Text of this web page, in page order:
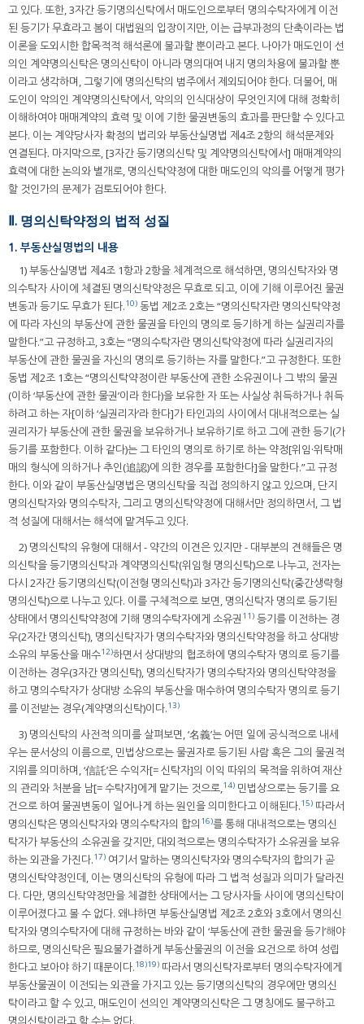
고 있다. 또한, 3자간 등기명의신탁에서 매도인으로부터 명의수탁자에게 이전
된 등기가 무효라고 봄이 대법원의 입장이지만, 이는 급부과정의 단축이라는 법
이론을 도외시한 합목적적 해석론에 불과할 뿐이라고 본다. 나아가 매도인이 선
의인 계약명의신탁은 명의신탁이 아니라 명의대여 내지 명의차용에 불과할 뿐
이라고 생각하며, 그렇기에 명의신탁의 범주에서 제외되어야 한다. 더불어, 매
도인이 악의인 계약명의신탁에서, 악의의 인식대상이 무엇인지에 대해 정확히
이해하여야 매매계약의 효력 및 이에 기한 물권변동의 효과를 판단할 수 있다고
본다. 이는 계약당사자 확정의 법리와 부동산실명법 제4조 2항의 해석문제와
연결된다. 마지막으로, [3자간 등기명의신탁 및 계약명의신탁에서] 매매계약의
효력에 대한 논의와 별개로, 명의신탁약정에 대한 매도인의 악의를 어떻게 평가
할 것인가의 문제가 검토되어야 한다.
Ⅱ. 명의신탁약정의 법적 성질
1. 부동산실명법의 내용
1) 부동산실명법 제4조 1항과 2항을 체계적으로 해석하면, 명의신탁자와 명
의수탁자 사이에 체결된 명의신탁약정은 무효로 되고, 이에 기해 이루어진 물권
변동과 등기도 무효가 된다.10) 동법 제2조 2호는 “명의신탁자란 명의신탁약정
에 따라 자신의 부동산에 관한 물권을 타인의 명의로 등기하게 하는 실권리자를
말한다.”고 규정하고, 3호는 “명의수탁자란 명의신탁약정에 따라 실권리자의
부동산에 관한 물권을 자신의 명의로 등기하는 자를 말한다.”고 규정한다. 또한
동법 제2조 1호는 “명의신탁약정이란 부동산에 관한 소유권이나 그 밖의 물권
(이하 ‘부동산에 관한 물권’이라 한다)을 보유한 자 또는 사실상 취득하거나 취득
하려고 하는 자[이하 ‘실권리자’라 한다]가 타인과의 사이에서 대내적으로는 실
권리자가 부동산에 관한 물권을 보유하거나 보유하기로 하고 그에 관한 등기(가
등기를 포함한다. 이하 같다)는 그 타인의 명의로 하기로 하는 약정[위임·위탁매
매의 형식에 의하거나 추인(追認)에 의한 경우를 포함한다]을 말한다.”고 규정
한다. 이와 같이 부동산실명법은 명의신탁을 직접 정의하지 않고 있으며, 단지
명의신탁자와 명의수탁자, 그리고 명의신탁약정에 대해서만 정의하면서, 그 법
적 성질에 대해서는 해석에 맡겨두고 있다.
2) 명의신탁의 유형에 대해서 - 약간의 이견은 있지만 - 대부분의 견해들은 명
의신탁을 등기명의신탁과 계약명의신탁(위임형 명의신탁)으로 나누고, 전자는
다시 2자간 등기명의신탁(이전형 명의신탁)과 3자간 등기명의신탁(중간생략형
명의신탁)으로 나누고 있다. 이를 구체적으로 보면, 명의신탁자 명의로 등기된
상태에서 명의신탁약정에 기해 명의수탁자에게 소유권 11) 등기를 이전하는 경
우(2자간 명의신탁), 명의신탁자가 명의수탁자와 명의신탁약정을 하고 상대방
소유의 부동산을 매수12)하면서 상대방의 협조하에 명의수탁자 명의로 등기를
이전하는 경우(3자간 명의신탁), 명의신탁자가 명의수탁자와 명의신탁약정을
하고 명의수탁자가 상대방 소유의 부동산을 매수하여 명의수탁자 명의로 등기
를 이전받는 경우(계약명의신탁)이다.13)
3) 명의신탁의 사전적 의미를 살펴보면, ‘名義’는 어떤 일에 공식적으로 내세
우는 문서상의 이름으로, 민법상으로는 물권자로 등기된 사람 혹은 그의 물권적
지위를 의미하며, ‘信託’은 수익자[= 신탁자]의 이익 따위의 목적을 위하여 재산
의 관리와 처분을 남[= 수탁자]에게 맡기는 것으로,14) 민법상으로는 등기를 요
건으로 하여 물권변동이 일어나게 하는 원인을 의미한다고 이해된다.15) 따라서
명의신탁은 명의신탁자와 명의수탁자의 합의 16)를 통해 대내적으로는 명의신
탁자가 부동산의 소유권을 갖지만, 대외적으로는 명의수탁자가 소유권을 보유
하는 외관을 가진다.17) 여기서 말하는 명의신탁자와 명의수탁자의 합의가 곧
명의신탁약정인데, 이는 명의신탁의 유형에 따라 그 법적 성질과 의미가 달라진
다. 다만, 명의신탁약정만을 체결한 상태에서는 그 당사자들 사이에 명의신탁이
이루어졌다고 볼 수 없다. 왜냐하면 부동산실명법 제2조 2호와 3호에서 명의신
탁자와 명의수탁자에 대해 규정하는 바와 같이 ‘부동산에 관한 물권을 등기’해야
하므로, 명의신탁은 필요불가결하게 부동산물권의 이전을 요건으로 하여 성립
한다고 보아야 하기 때문이다.18)19) 따라서 명의신탁자로부터 명의수탁자에게
부동산물권이 이전되는 외관을 가지고 있는 등기명의신탁의 경우에만 명의신
탁이라고 할 수 있고, 매도인이 선의인 계약명의신탁은 그 명칭에도 불구하고
명의신탁이라고 할 수는 없다.